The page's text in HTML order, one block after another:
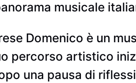
musicale
Domenico è un
percorso artistico
una pausa di